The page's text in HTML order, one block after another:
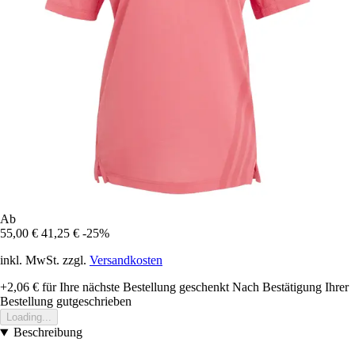
Ab
55,00 € 41,25 € -25%
inkl. MwSt. zzgl. Versandkosten
+2,06 € für Ihre nächste Bestellung geschenkt Nach Bestätigung Ihrer
Bestellung gutgeschrieben
Loading...
Beschreibung